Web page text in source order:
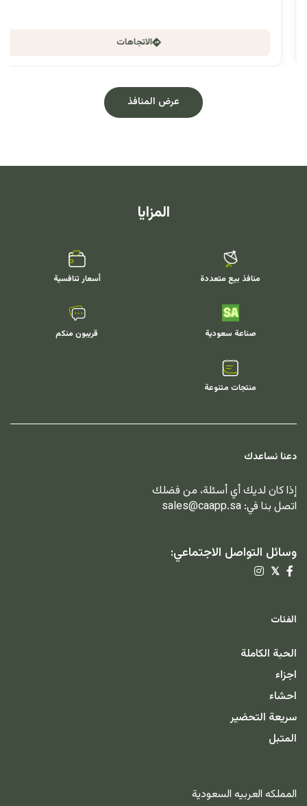
الاتجاهات
عرض المنافذ
المزايا
منافذ بيع متعددة أسعار تنافسية
صناعة سعودية قريبون منكم
منتجات متنوعة
دعنا نساعدك
إذا كان لديك أي أسئلة، من فضلك
اتصل بنا في: sales@caapp.sa
وسائل التواصل الاجتماعي:
𝕏
الفئات
الحبة الكاملة
اجزاء
احشاء
سريعة التحضير
المتبل
المملكه العربيه السعودية